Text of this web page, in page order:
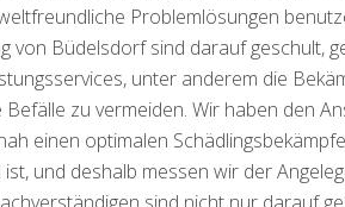
Problemlösungen
von Büdelsdorf sind darauf geschult,
unter anderem die
zu vermeiden. Wir haben den
einen optimalen
und deshalb messen wir der